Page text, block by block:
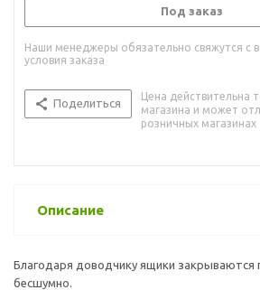
Под заказ
Наши менеджеры обязательно свяжутся с
условия заказа
Поделиться
Цена действительна
магазина и может
розничных магазинах
Описание
Благодаря доводчику ящики закрываются
бесшумно.